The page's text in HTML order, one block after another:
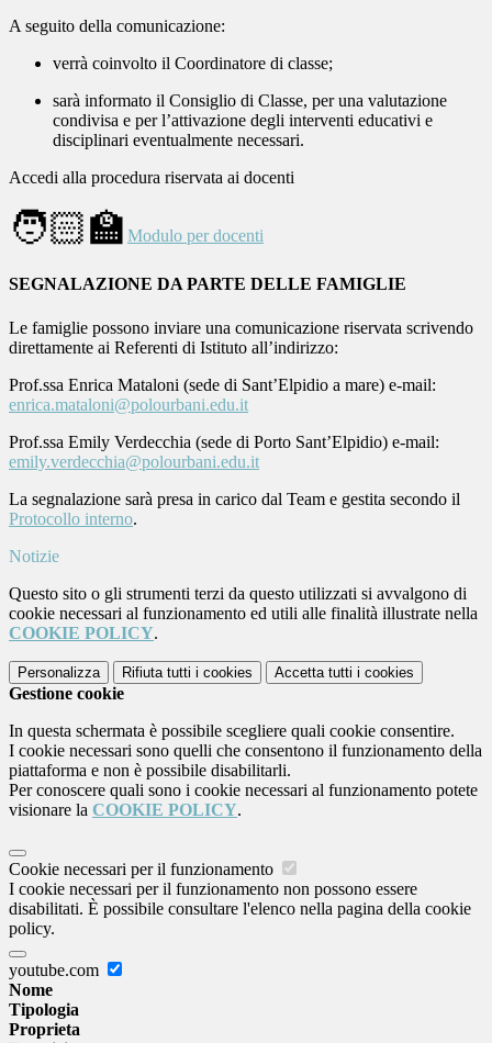
A seguito della comunicazione:
verrà coinvolto il Coordinatore di classe;
sarà informato il Consiglio di Classe, per una valutazione
condivisa e per l’attivazione degli interventi educativi e
disciplinari eventualmente necessari.
Accedi alla procedura riservata ai docenti
🧑🏻‍🏫 Modulo per docenti
SEGNALAZIONE DA PARTE DELLE FAMIGLIE
Le famiglie possono inviare una comunicazione riservata scrivendo
direttamente ai Referenti di Istituto all’indirizzo:
Prof.ssa Enrica Mataloni (sede di Sant’Elpidio a mare) e-mail:
enrica.mataloni@polourbani.edu.it
Prof.ssa Emily Verdecchia (sede di Porto Sant’Elpidio) e-mail:
emily.verdecchia@polourbani.edu.it
La segnalazione sarà presa in carico dal Team e gestita secondo il
Protocollo interno.
Notizie
Questo sito o gli strumenti terzi da questo utilizzati si avvalgono di
cookie necessari al funzionamento ed utili alle finalità illustrate nella
COOKIE POLICY.
Personalizza Rifiuta tutti i cookies Accetta tutti i cookies
Gestione cookie
In questa schermata è possibile scegliere quali cookie consentire.
I cookie necessari sono quelli che consentono il funzionamento della
piattaforma e non è possibile disabilitarli.
Per conoscere quali sono i cookie necessari al funzionamento potete
visionare la COOKIE POLICY.
Cookie necessari per il funzionamento
I cookie necessari per il funzionamento non possono essere
disabilitati. È possibile consultare l'elenco nella pagina della cookie
policy.
youtube.com
Nome
Tipologia
Proprieta